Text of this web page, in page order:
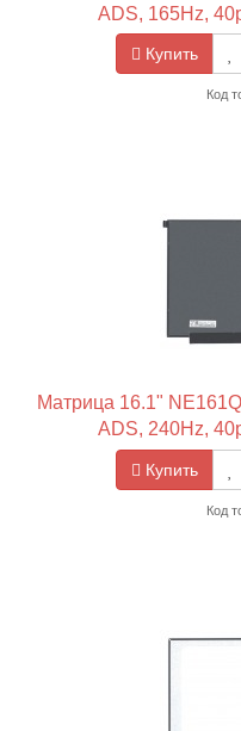
ADS, 165Hz,
Купить
Код
Матрица 16.1"
ADS, 240Hz,
Купить
Код